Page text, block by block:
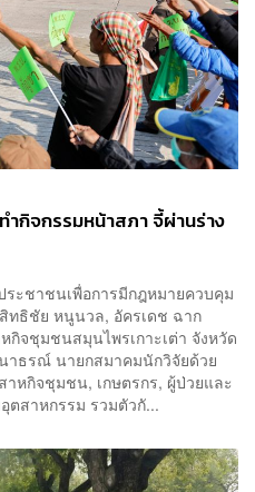
ำกิจกรรมหน้าสภา จี้ผ่านร่าง
ะชาชนเพื่อการมีกฎหมายควบคุม
ทธิชัย หนูนวล, อัครเดช ฉาก
จชุมชนสมุนไพรเกาะเต่า จังหวัด
ธรณ์ นายกสมาคมนักวิจัยด้วย
หกิจชุมชน, เกษตรกร, ผู้ป่วยและ
สาหกรรม รวมตัวกั...